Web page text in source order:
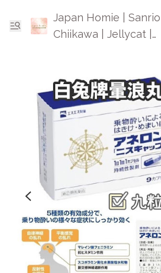
Japan Homie | Sanrio |
Chiikawa | Jellycat |